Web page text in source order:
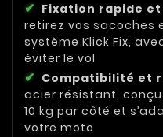
Fixation rapide
retirez vos sacoches
système Klick Fix,
éviter le vol
Compatibilité et
acier résistant,
10 kg par côté et
votre moto